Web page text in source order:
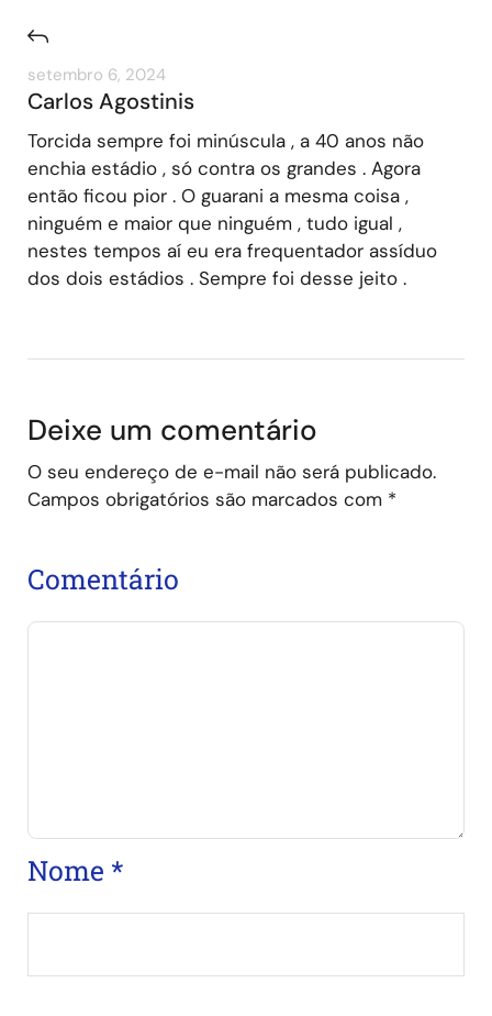
setembro 6, 2024
Carlos Agostinis
Torcida sempre foi minúscula , a 40 anos não
enchia estádio , só contra os grandes . Agora
então ficou pior . O guarani a mesma coisa ,
ninguém e maior que ninguém , tudo igual ,
nestes tempos aí eu era frequentador assíduo
dos dois estádios . Sempre foi desse jeito .
Deixe um comentário
O seu endereço de e-mail não será publicado.
Campos obrigatórios são marcados com *
Comentário
Nome *